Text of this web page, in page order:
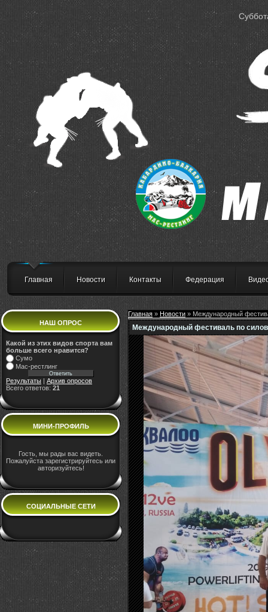
Главная Новости Контакты Федерация
НАШ ОПРОС
Какой из этих видов спорта вам
больше всего нравится?
Сумо
Мас-рестлинг
Результаты
Архив опросов
Всего ответов: 21
МИНИ-ПРОФИЛЬ
Гость, мы рады вас видеть.
Пожалуйста зарегистрируйтесь или
авторизуйтесь!
СОЦИАЛЬНЫЕ СЕТИ
Главная » Новости » Международный
Международный фестиваль по